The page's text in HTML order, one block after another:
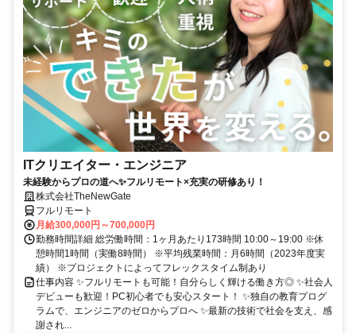
ITクリエイター・エンジニア
未経験からプロの道へ✨フルリモート×充実の研修あり！
株式会社TheNewGate
フルリモート
月給300,000円～700,000円
勤務時間詳細 総労働時間：1ヶ月あたり173時間 10:00～19:00 ※休
憩時間1時間（実働8時間） ※平均残業時間：月6時間（2023年度実
績） ※プロジェクトによってフレックスタイム制あり
仕事内容 ✨フルリモートも可能！自分らしく輝ける働き方◎ ✨社会人
デビューも歓迎！PC初心者でも安心スタート！ ✨独自の教育プログ
ラムで、エンジニアのゼロからプロへ ✨最新の技術で社会を支え、感
謝され...